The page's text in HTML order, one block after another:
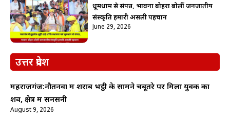
धूमधाम से संपन्न, भावना बोहरा बोलीं जनजातीय
संस्कृति हमारी असली पहचान
June 29, 2026
उत्तर प्रदेश
महराजगंज:नौतनवा में शराब भट्ठी के सामने चबूतरे पर मिला युवक का
शव, क्षेत्र में सनसनी
August 9, 2026